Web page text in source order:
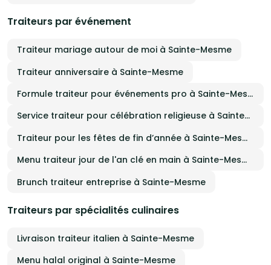
Traiteurs par événement
Traiteur mariage autour de moi à Sainte-Mesme
Traiteur anniversaire à Sainte-Mesme
Formule traiteur pour événements pro à Sainte-Mesme
Service traiteur pour célébration religieuse à Sainte-Mesme
Traiteur pour les fêtes de fin d’année à Sainte-Mesme
Menu traiteur jour de l'an clé en main à Sainte-Mesme
Brunch traiteur entreprise à Sainte-Mesme
Traiteurs par spécialités culinaires
Livraison traiteur italien à Sainte-Mesme
Menu halal original à Sainte-Mesme